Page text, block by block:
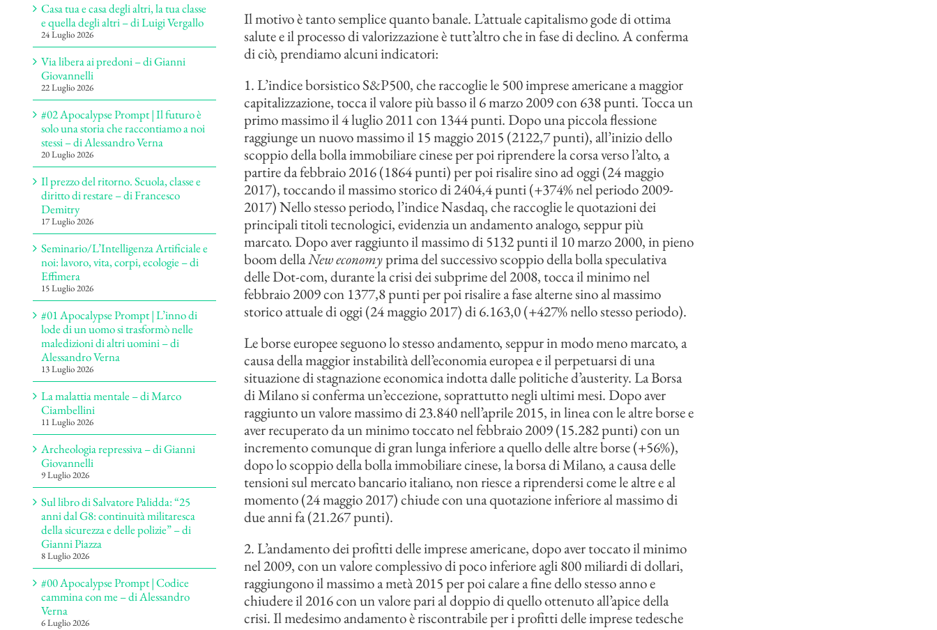
Il motivo è tanto semplice quanto banale. L’attuale capitalismo gode di ottima
salute e il processo di valorizzazione è tutt’altro che in fase di declino. A conferma
di ciò, prendiamo alcuni indicatori:
1. L’indice borsistico S&P500, che raccoglie le 500 imprese americane a maggior
capitalizzazione, tocca il valore più basso il 6 marzo 2009 con 638 punti. Tocca un
primo massimo il 4 luglio 2011 con 1344 punti. Dopo una piccola flessione
raggiunge un nuovo massimo il 15 maggio 2015 (2122,7 punti), all’inizio dello
scoppio della bolla immobiliare cinese per poi riprendere la corsa verso l’alto, a
partire da febbraio 2016 (1864 punti) per poi risalire sino ad oggi (24 maggio
2017), toccando il massimo storico di 2404,4 punti (+374% nel periodo 2009-
2017) Nello stesso periodo, l’indice Nasdaq, che raccoglie le quotazioni dei
principali titoli tecnologici, evidenzia un andamento analogo, seppur più
marcato. Dopo aver raggiunto il massimo di 5132 punti il 10 marzo 2000, in pieno
boom dellaNew economyprima del successivo scoppio della bolla speculativa
delle Dot-com, durante la crisi dei subprime del 2008, tocca il minimo nel
febbraio 2009 con 1377,8 punti per poi risalire a fase alterne sino al massimo
storico attuale di oggi (24 maggio 2017) di 6.163,0 (+427% nello stesso periodo).
Le borse europee seguono lo stesso andamento, seppur in modo meno marcato, a
causa della maggior instabilità dell’economia europea e il perpetuarsi di una
situazione di stagnazione economica indotta dalle politiche d’austerity. La Borsa
di Milano si conferma un’eccezione, soprattutto negli ultimi mesi. Dopo aver
raggiunto un valore massimo di 23.840 nell’aprile 2015, in linea con le altre borse e
aver recuperato da un minimo toccato nel febbraio 2009 (15.282 punti) con un
incremento comunque di gran lunga inferiore a quello delle altre borse (+56%),
dopo lo scoppio della bolla immobiliare cinese, la borsa di Milano, a causa delle
tensioni sul mercato bancario italiano, non riesce a riprendersi come le altre e al
momento (24 maggio 2017) chiude con una quotazione inferiore al massimo di
due anni fa (21.267 punti).
2. L’andamento dei profitti delle imprese americane, dopo aver toccato il minimo
nel 2009, con un valore complessivo di poco inferiore agli 800 miliardi di dollari,
raggiungono il massimo a metà 2015 per poi calare a fine dello stesso anno e
chiudere il 2016 con un valore pari al doppio di quello ottenuto all’apice della
crisi. Il medesimo andamento è riscontrabile per i profitti delle imprese tedesche
Casa tua e casa degli altri, la tua classe
e quella degli altri – di Luigi Vergallo
24 Luglio 2026
Via libera ai predoni – di Gianni
Giovannelli
22 Luglio 2026
#02 Apocalypse Prompt | Il futuro è
solo una storia che raccontiamo a noi
stessi – di Alessandro Verna
20 Luglio 2026
Il prezzo del ritorno. Scuola, classe e
diritto di restare – di Francesco
Demitry
17 Luglio 2026
Seminario/L’Intelligenza Artificiale e
noi: lavoro, vita, corpi, ecologie – di
Effimera
15 Luglio 2026
#01 Apocalypse Prompt | L’inno di
lode di un uomo si trasformò nelle
maledizioni di altri uomini – di
Alessandro Verna
13 Luglio 2026
La malattia mentale – di Marco
Ciambellini
11 Luglio 2026
Archeologia repressiva – di Gianni
Giovannelli
9 Luglio 2026
Sul libro di Salvatore Palidda: “25
anni dal G8: continuità militaresca
della sicurezza e delle polizie” – di
Gianni Piazza
8 Luglio 2026
#00 Apocalypse Prompt | Codice
cammina con me – di Alessandro
Verna
6 Luglio 2026